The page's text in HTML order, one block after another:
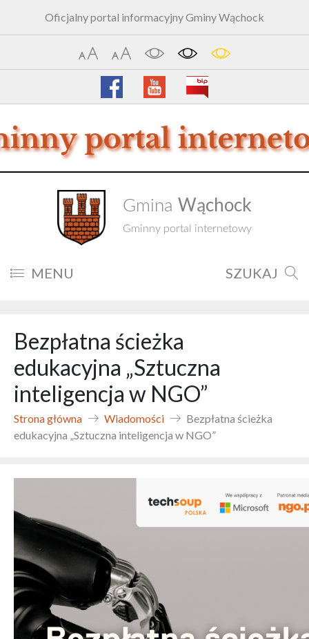
Oficjalny portal informacyjny Gminy Wąchock
Gmina Wąchock
Gminny portal internetowy
MENU SZUKAJ
Bezpłatna ścieżka
edukacyjna „Sztuczna
inteligencja w NGO”
Strona główna Wiadomości
Bezpłatna ścieżka
edukacyjna „Sztuczna inteligencja w NGO”